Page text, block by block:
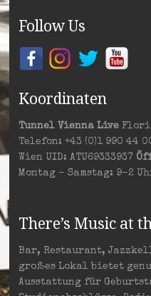
Follow Us
Koordinaten
Tunnel Vienna Live
Telefon: +43 (0)1 990 44
Wien UID: ATU69333937
Montag – Samstag: 9–2
There’s Music at
Bar, Restaurant,
großes Lokal bietet
Ausstattung für